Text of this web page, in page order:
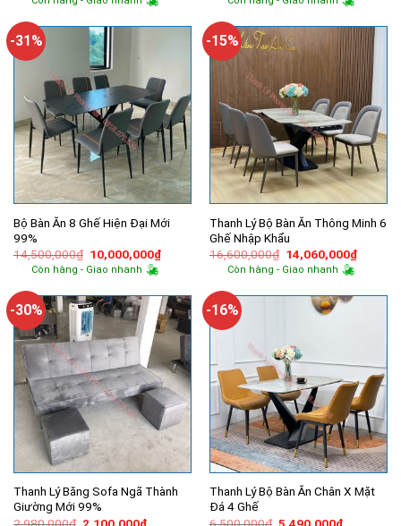
là:
13,290,000₫.
là:
-31%
Bộ Bàn Ăn 8 Ghế Hiện Đại Mới
99%
14,500,000₫ Giá
gốc
là:
10,000,000₫Giá
hiện
10,000,000₫.
Còn hàng - Giao nhanh
-15%
Thanh Lý Bộ Bàn Ăn Thông Minh 6
Ghế Nhập Khẩu
16,600,000₫ Giá
gốc
là:
14,060,000₫Giá
hiện
Còn hàng - Giao nhanh
-30%
Thanh Lý Băng Sofa Ngã Thành
Giường Mới 99%
2,980,000₫ Giá
2,100,000₫Giá
-16%
Thanh Lý Bộ Bàn Ăn Chân X Mặt
Đá 4 Ghế
6,500,000₫ Giá
5,490,000₫Giá